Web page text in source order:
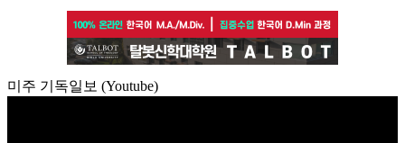
미주 기독일보 (Youtube)